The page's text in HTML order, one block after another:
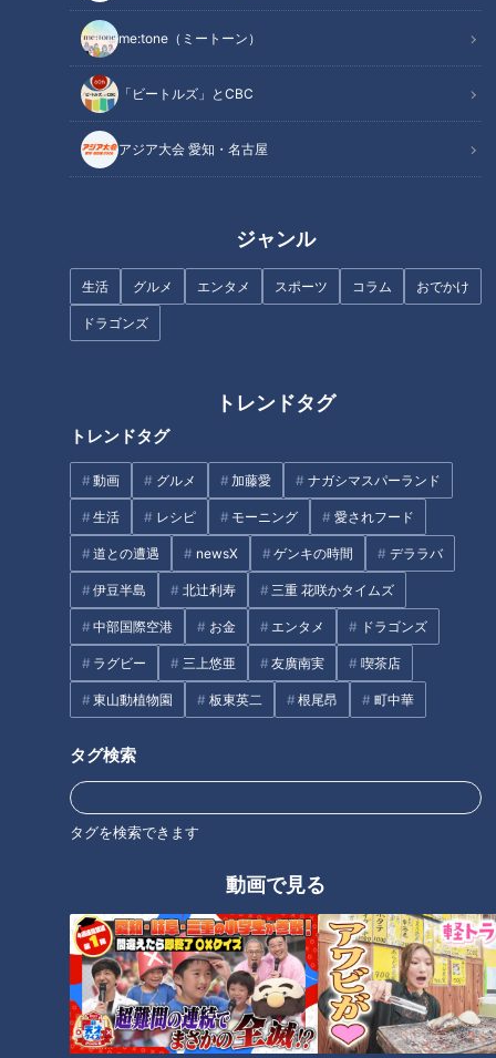
me:tone（ミートーン）
「ビートルズ」とCBC
アジア大会 愛知・名古屋
ジャンル
生活 グルメ エンタメ スポーツ コラム おでかけ
ドラゴンズ
トレンドタグ
トレンドタグ
動画 グルメ 加藤愛 ナガシマスパーランド
生活 レシピ モーニング 愛されフード
道との遭遇 newsX ゲンキの時間 デララバ
伊豆半島 北辻利寿 三重 花咲かタイムズ
中部国際空港 お金 エンタメ ドラゴンズ
ラグビー 三上悠亜 友廣南実 喫茶店
東山動植物園 板東英二 根尾昂 町中華
タグ検索
タグを検索できます
動画で見る
スパゲティ(太め) 160g
ウインナーソーセージ 4本
玉ねぎ 1/3個(80g)
ピーマン 1個
生椎茸 2枚
水 2カップ
酢、しょうゆ 各小さじ2
こしょう 小さじ1/2
作り方
1 ソーセージは切り目を入れながら1cm幅の斜め切りにす
2 玉ねぎは縦薄切り、ピーマンは縦半分に切ってヘタと種を
除いて縦細切り、椎茸は石づきを除いてそぎ切りにする。
3 フライパンに油大さじ1を熱してソーセージ、玉ねぎ、ピ
4 3に分量の水、洋風スープの素、ケチャップ、ウスターソ
ース、酢、しょうゆ、こしょうを入れてひと煮し、水溶き片栗
粉を加えてとろみをつける。
にゆでてザルに上げる。
6 器にスパゲティを盛って、温め直した4のソースをかけ